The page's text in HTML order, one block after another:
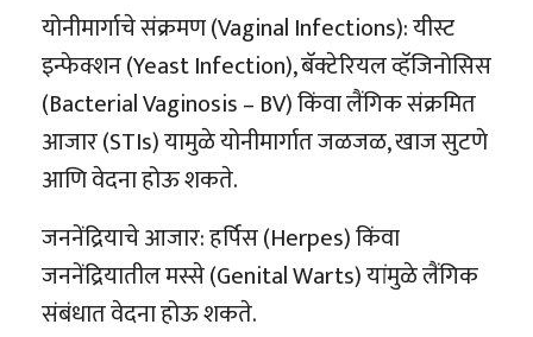
योनीमार्गाचे संक्रमण (Vaginal Infections): यीस्ट
इन्फेक्शन (Yeast Infection), बॅक्टेरियल व्हॅजिनोसिस
(Bacterial Vaginosis – BV) किंवा लैंगिक संक्रमित
आजार (STIs) यामुळे योनीमार्गात जळजळ, खाज सुटणे
आणि वेदना होऊ शकते.
जननेंद्रियाचे आजार: हर्पिस (Herpes) किंवा
जननेंद्रियातील मस्से (Genital Warts) यांमुळे लैंगिक
संबंधात वेदना होऊ शकते.